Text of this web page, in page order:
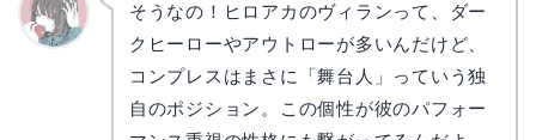
そうなの！ヒロアカのヴィランって、ダー
クヒーローやアウトローが多いんだけど、
コンプレスはまさに「舞台人」っていう独
自のポジション。この個性が彼のパフォー